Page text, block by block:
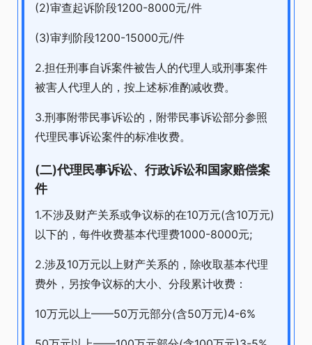
(2)审查起诉阶段1200-8000元/件
(3)审判阶段1200-15000元/件
2.担任刑事自诉案件被告人的代理人或刑事案件
被害人代理人的，按上述标准酌减收费。
3.刑事附带民事诉讼的，附带民事诉讼部分参照
代理民事诉讼案件的标准收费。
(二)代理民事诉讼、行政诉讼和国家赔偿案
件
1.不涉及财产关系或争议标的在10万元(含10万元)
以下的，每件收费基本代理费1000-8000元;
2.涉及10万元以上财产关系的，除收取基本代理
费外，另按争议标的大小、分段累计收费：
10万元以上——50万元部分(含50万元)4-6%